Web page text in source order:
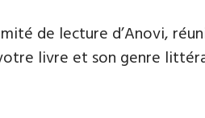
de lecture d’Anovi,
livre et son genre